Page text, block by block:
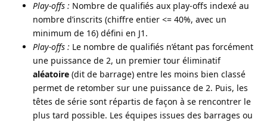
Play-offs : Nombre de qualifiés aux play-offs indexé au
nombre d’inscrits (chiffre entier <= 40%, avec un
minimum de 16) défini en J1.
Play-offs : Le nombre de qualifiés n’étant pas forcément
une puissance de 2, un premier tour éliminatif
aléatoire (dit de barrage) entre les moins bien classé
permet de retomber sur une puissance de 2. Puis, les
têtes de série sont répartis de façon à se rencontrer le
plus tard possible. Les équipes issues des barrages ou